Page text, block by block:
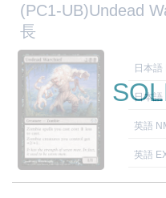
(PC1-UB)Undead
長
日本語
日本語
英語
英語